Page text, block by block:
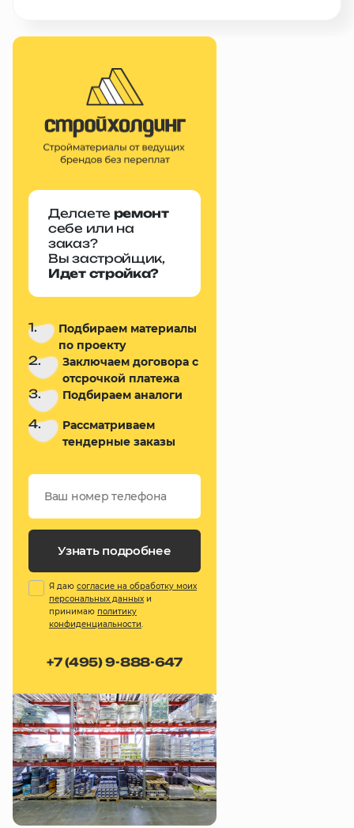
Делаете ремонт
себе или на
заказ?
Вы застройщик,
Идет стройка?
1.
Подбираем материалы
по проекту
2.
Заключаем договора с
отсрочкой платежа
3. Подбираем аналоги
4.
Рассматриваем
тендерные заказы
Узнать подробнее
Я даю согласие на обработку моих
персональных данных и
принимаю политику
конфиденциальности.
+7 (495) 9-888-647